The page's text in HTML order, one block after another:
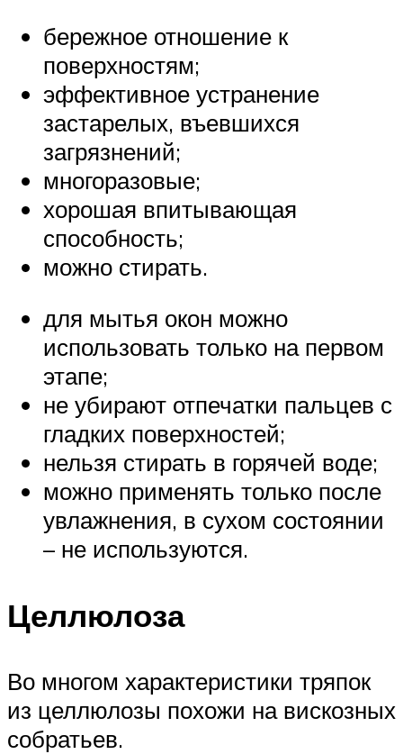
бережное отношение к
поверхностям;
эффективное устранение
застарелых, въевшихся
загрязнений;
многоразовые;
хорошая впитывающая
способность;
можно стирать.
для мытья окон можно
использовать только на первом
этапе;
не убирают отпечатки пальцев с
гладких поверхностей;
нельзя стирать в горячей воде;
можно применять только после
увлажнения, в сухом состоянии
– не используются.
Целлюлоза
Во многом характеристики тряпок
из целлюлозы похожи на вискозных
собратьев.